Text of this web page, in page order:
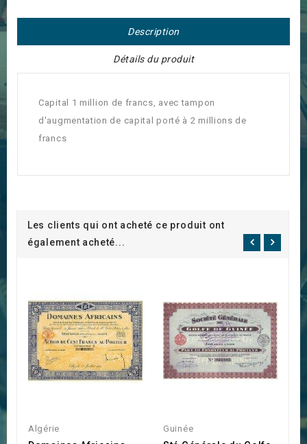
Description
Détails du produit
Capital 1 million de francs, avec tampon
d'augmentation de capital porté à 2 millions de
francs
Les clients qui ont acheté ce produit ont
également acheté...
Algérie Guinée